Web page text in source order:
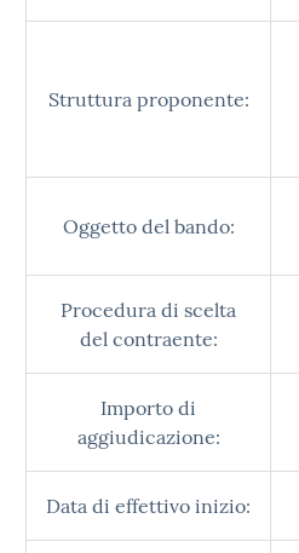
Struttura proponente:
Oggetto del bando:
Procedura di scelta
del contraente:
Importo di
aggiudicazione:
Data di effettivo inizio: